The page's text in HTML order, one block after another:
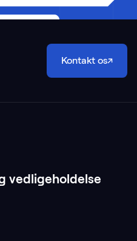
Kontakt os↗
vedligeholdelse